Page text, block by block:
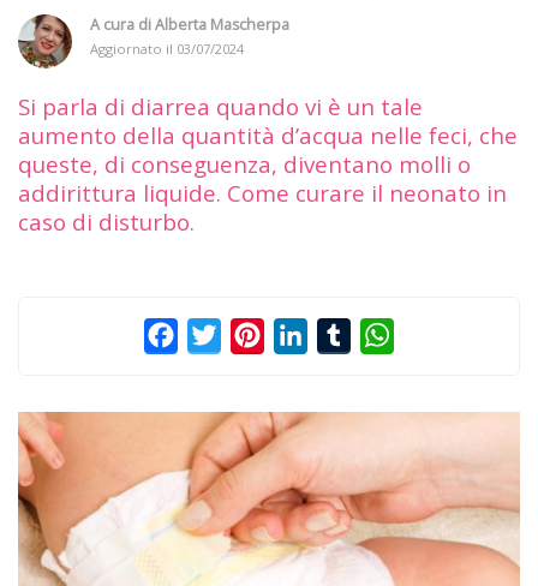
A cura diAlberta Mascherpa
Aggiornato il 03/07/2024
Si parla di diarrea quando vi è un tale
aumento della quantità d’acqua nelle feci, che
queste, di conseguenza, diventano molli o
addirittura liquide. Come curare il neonato in
caso di disturbo.
FacebookTwitterPinterestLinkedInTumblr